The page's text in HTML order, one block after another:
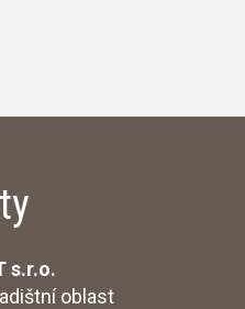
s.r.o.
oblast